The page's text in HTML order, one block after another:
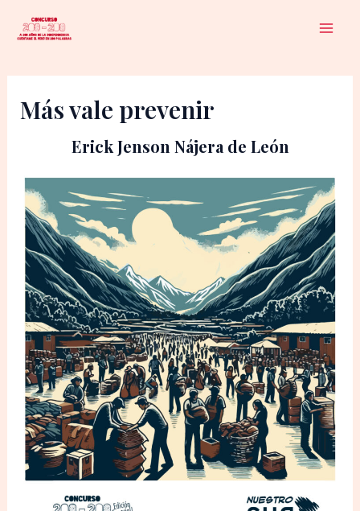
Más vale prevenir
Erick Jenson Nájera de León